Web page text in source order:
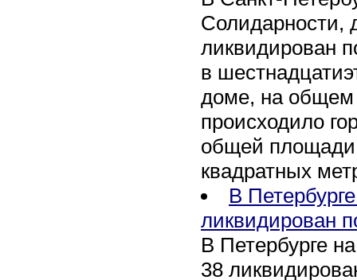
Солидарности,
ликвидирован
в
доме, на общем
происходило
общей площади
квадратных
В
ликвидирован
В Петербурге
38